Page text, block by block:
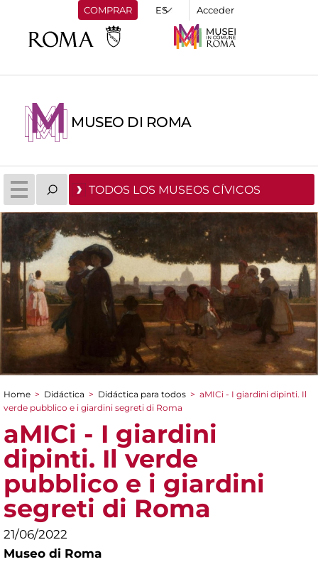
COMPRAR Acceder
MUSEO DI ROMA
TODOS LOS MUSEOS CÍVICOS
You are here
Home > Didáctica > Didáctica para todos > aMICi - I giardini dipinti. Il
verde pubblico e i giardini segreti di Roma
aMICi - I giardini
dipinti. Il verde
pubblico e i giardini
segreti di Roma
21/06/2022
Museo di Roma